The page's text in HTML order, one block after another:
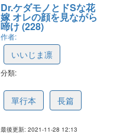
Dr.ケダモノとドSな花
嫁 オレの顔を見ながら
啼け (228)
作者:
いいじま凛
分類:
單行本 長篇
最後更新: 2021-11-28 12:13